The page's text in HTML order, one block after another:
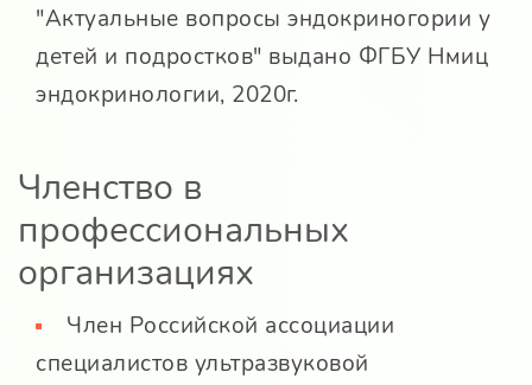
"Актуальные вопросы эндокриногории у
детей и подростков" выдано ФГБУ Нмиц
эндокринологии, 2020г.
Членство в
профессиональных
организациях
Член Российской ассоциации
специалистов ультразвуковой